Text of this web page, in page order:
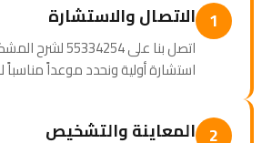
1 الاتصال والاستشارة
اتصل بنا على
استشارة أولية ونحدد موعداً مناسباً
2 المعاينة والتشخيص